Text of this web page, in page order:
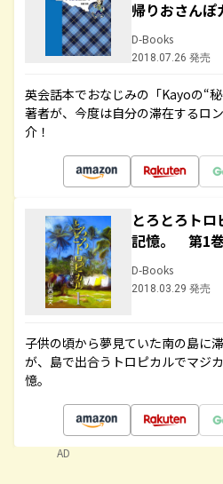
帰りおさん
D-Books
2018.07.26 発売
英会話本でおなじみの「Kayoの“
著者が、今度は自分の滞在するロ
介！
とろとろト
記憶。 第1
D-Books
2018.03.29 発売
子供の頃から夢見ていた南の島に
が、島で出合うトロピカルでマジ
憶。
AD